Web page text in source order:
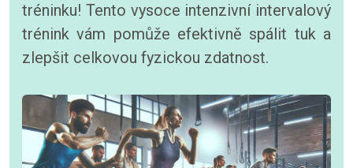
tréninku! Tento vysoce intenzivní intervalový
trénink vám pomůže efektivně spálit tuk a
zlepšit celkovou fyzickou zdatnost.